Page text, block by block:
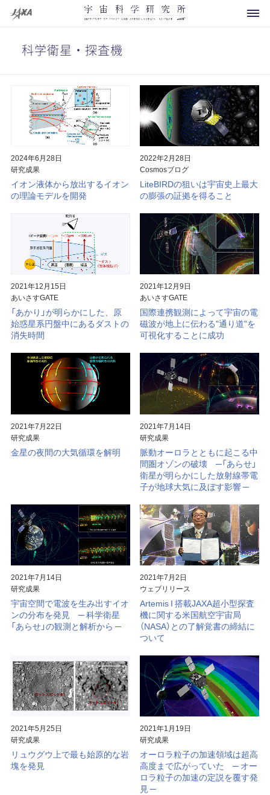
科学衛星・探査機
運用中
将来計画
運用終了
打上げ用ロケット
観測ロケット
大気球
ミッションに関連して思うこと
プラネタリー
（地球防衛）
お知らせ
メディアの方へ
よくあるご質問
見学案内
宇宙科学講演会
特別公開
宇宙学校
講師派遣
パンフレット
ISASニュース
模型貸出し
フレンドレイジング
研究領域マップ
所長より
宇宙科学研究所賞
ビジョン
研究者総覧「あいさすmap」
関連施設
年次要覧 / ISAS Report
歴史
歴代所長
広報活動
科学衛星・探査機
2024年6月28日
研究成果
イオン液体から放出するイオン
の理論モデルを開発
2022年2月28日
Cosmosブログ
LiteBIRDの狙いは宇宙史上最大
の膨張の証拠を得ること
2021年12月15日
あいさすGATE
「あかり」が明らかにした、原
始惑星系円盤中にあるダストの
消失時間
2021年12月9日
あいさすGATE
国際連携観測によって宇宙の電
磁波が地上に伝わる"通り道"を
可視化することに成功
2021年7月22日
研究成果
金星の夜間の大気循環を解明
2021年7月14日
研究成果
脈動オーロラとともに起こる中
間圏オゾンの破壊 ─「あらせ」
衛星が明らかにした放射線帯電
子が地球大気に及ぼす影響 ─
2021年7月14日
研究成果
宇宙空間で電波を生み出すイオ
ンの分布を発見 ─ 科学衛星
「あらせ」の観測と解析から ─
2021年7月2日
ウェブリリース
Artemis I 搭載JAXA超小型探査
機に関する米国航空宇宙局
（NASA）との了解覚書の締結に
ついて
2021年5月25日
研究成果
リュウグウ上で最も始原的な岩
塊を発見
2021年1月19日
研究成果
オーロラ粒子の加速領域は超高
高度まで広がっていた ─ オー
ロラ粒子の加速の定説を覆す発
見 ─